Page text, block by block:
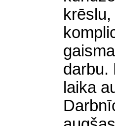
darbu.
laika